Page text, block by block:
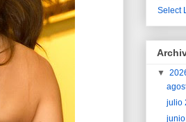
Select
▼
julio